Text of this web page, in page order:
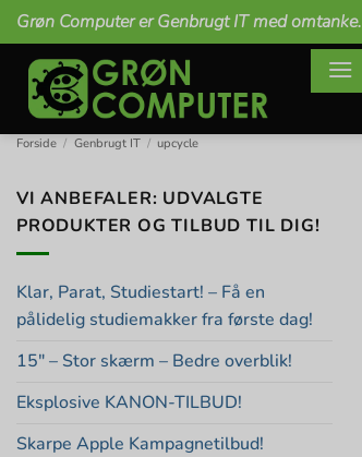
Fortsæt
til
indhold
Grøn Computer er Genbrugt IT med omtanke.
Forside / Genbrugt IT / upcycle
VI ANBEFALER: UDVALGTE
PRODUKTER OG TILBUD TIL DIG!
Klar, Parat, Studiestart! – Få en
pålidelig studiemakker fra første dag!
15″ – Stor skærm – Bedre overblik!
Eksplosive KANON-TILBUD!
Skarpe Apple Kampagnetilbud!